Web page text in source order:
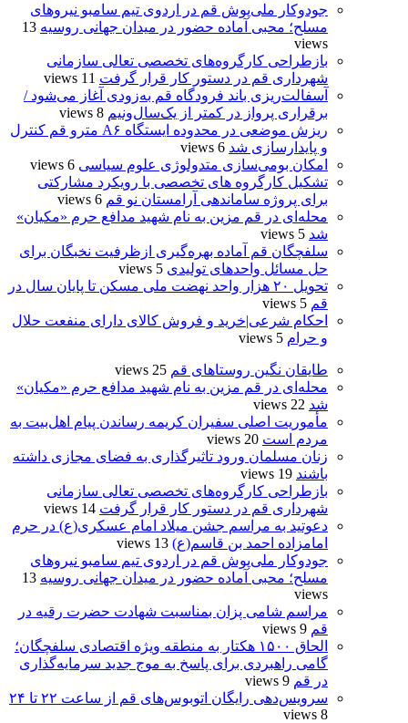
جودوکار ملی‌پوش قم در اردوی تیم سامبو نیروهای
مسلح؛ محبی آماده حضور در میدان جهانی روسیه 13
views
بازطراحی کارگروه‌های تخصصی تعالی سازمانی
شهرداری قم در دستور کار قرار گرفت 11 views
آسفالت‌ریزی باند فرودگاه قم به‌زودی آغاز می‌شود /
برقراری پرواز در کمتر از یک‌سال‌ونیم 8 views
ریزش موضعی در محدوده ایستگاه A۶ مترو قم کنترل
و پایدارسازی شد 6 views
امکان بومی‌سازی متدولوژی علوم سیاسی 6 views
تشکیل کارگروه های تخصصی با رویکرد مشارکتی
برای پروژه ساماندهی آرامستان نو قم 6 views
محله‌ای در قم مزین به نام شهید مدافع حرم «مکیان»
شد 5 views
سلفچگان قم آماده بهره‌گیری ازظرفیت نخبگان برای
حل مسائل واحدهای تولیدی 5 views
تحویل ۲۰ هزار واحد نهضت ملی مسکن تا پایان سال در
قم 5 views
احکام شرعی|خرید و فروش کالای دارای منفعت حلال
و حرام 5 views
طایقان نگین روستاهای قم 25 views
محله‌ای در قم مزین به نام شهید مدافع حرم «مکیان»
شد 22 views
مأموریت اصلی سفیران کریمه رساندن پیام اهل‌بیت به
مردم است 20 views
زنان مسلمان ورود تاثیرگذاری به فضای مجازی داشته
باشند 19 views
بازطراحی کارگروه‌های تخصصی تعالی سازمانی
شهرداری قم در دستور کار قرار گرفت 14 views
دعوتید به مراسم جشن میلاد امام عسکری(ع) در حرم
امامزاده احمد بن قاسم(ع) 13 views
جودوکار ملی‌پوش قم در اردوی تیم سامبو نیروهای
مسلح؛ محبی آماده حضور در میدان جهانی روسیه 13
views
مراسم شامی پزان بمناسبت شهادت حضرت رقیه در
قم 9 views
الحاق ۱۵۰۰ هکتار به منطقه ویژه اقتصادی سلفچگان؛
گامی راهبردی برای پاسخ به موج جدید سرمایه‌گذاری
در قم 9 views
سرویس‌دهی رایگان اتوبوس‌های قم از ساعت ۲۲ تا ۲۴
8 views